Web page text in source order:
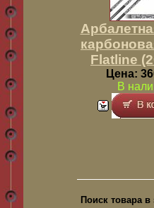
Flatline
Цена:
В
Поиск товара в